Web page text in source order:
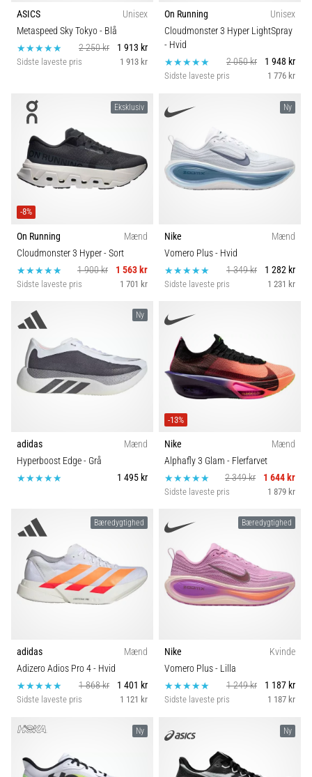
bruges
den…
8 min. Læsning
Løberknæ:
Årsager,
behandling
forebyggelse
Løberknæ,
også
kendt
som
(ITBS),
er
meget
almindeligt
helbredsproblem,
…
artikler
Komfort og dæmpning
Skobredde
ASICS
Unisex
Metaspeed Sky Tokyo- Blå
2 250 kr
1 913 kr
Sidste laveste pris 1 913 kr
On Running
Unisex
Cloudmonster 3 Hyper LightSpray
- Hvid
2 050 kr
1 948 kr
Sidste laveste pris 1 776 kr
Eksklusiv
-8%
On Running
Mænd
Cloudmonster 3 Hyper- Sort
1 900 kr
1 563 kr
Sidste laveste pris 1 701 kr
Ny
Nike
Mænd
Vomero Plus- Hvid
1 349 kr
1 282 kr
Sidste laveste pris 1 231 kr
Ny
adidas
Mænd
Hyperboost Edge- Grå
1 495 kr
-13%
Nike
Mænd
Alphafly 3 Glam - Flerfarvet
2 349 kr
1 644 kr
Sidste laveste pris 1 879 kr
Bæredygtighed
adidas
Mænd
Adizero Adios Pro 4- Hvid
1 868 kr
1 401 kr
Sidste laveste pris 1 121 kr
Bæredygtighed
Nike
Kvinde
Vomero Plus- Lilla
1 249 kr
1 187 kr
Sidste laveste pris 1 187 kr
Ny Ny